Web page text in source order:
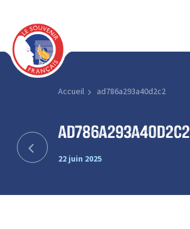
Accueil ad786a293a40d2c2
ad786a293a40d2c2
22 juin 2025